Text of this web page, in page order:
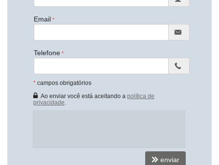
Hall Decorado e Mobiliado
Endereço:
Rua 3150
Balneário Camboriú /SC
Email
Telefone
* campos obrigatórios
Ao enviar você está aceitando a política de
privacidade
enviar